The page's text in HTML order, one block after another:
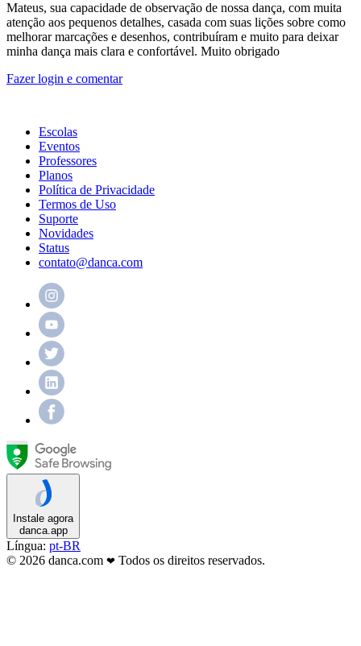
Mateus, sua capacidade de observação de nossa dança, com muita
atenção aos pequenos detalhes, casada com suas lições sobre como
melhorar marcações e desenhos, contribuíram e muito para deixar
minha dança mais clara e confortável. Muito obrigado
Fazer login e comentar
Escolas
Eventos
Professores
Planos
Política de Privacidade
Termos de Uso
Suporte
Novidades
Status
contato@danca.com
Instale agora
danca.app
Língua: pt-BR
© 2026 danca.com ❤ Todos os direitos reservados.